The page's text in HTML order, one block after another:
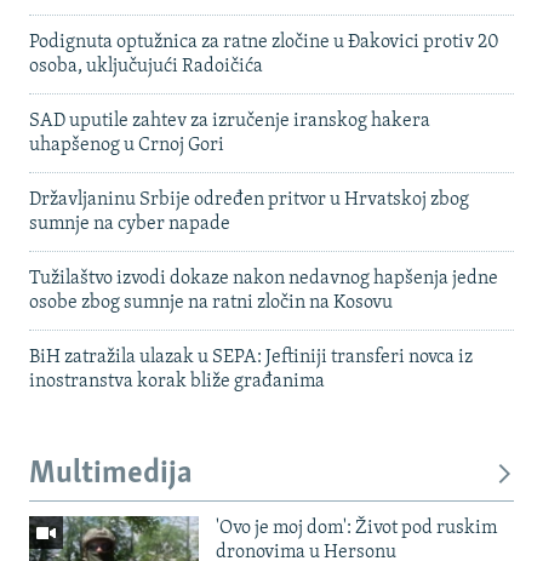
Podignuta optužnica za ratne zločine u Đakovici protiv 20
osoba, uključujući Radoičića
SAD uputile zahtev za izručenje iranskog hakera
uhapšenog u Crnoj Gori
Državljaninu Srbije određen pritvor u Hrvatskoj zbog
sumnje na cyber napade
Tužilaštvo izvodi dokaze nakon nedavnog hapšenja jedne
osobe zbog sumnje na ratni zločin na Kosovu
BiH zatražila ulazak u SEPA: Jeftiniji transferi novca iz
inostranstva korak bliže građanima
Multimedija
'Ovo je moj dom': Život pod ruskim
dronovima u Hersonu